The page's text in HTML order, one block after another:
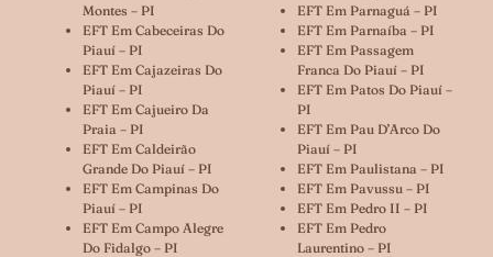
Montes – PI
EFT Em Cabeceiras Do
Piauí – PI
EFT Em Cajazeiras Do
Piauí – PI
EFT Em Cajueiro Da
Praia – PI
EFT Em Caldeirão
Grande Do Piauí – PI
EFT Em Campinas Do
Piauí – PI
EFT Em Campo Alegre
Do Fidalgo – PI
EFT Em Parnaguá – PI
EFT Em Parnaíba – PI
EFT Em Passagem
Franca Do Piauí – PI
EFT Em Patos Do Piauí –
PI
EFT Em Pau D’Arco Do
Piauí – PI
EFT Em Paulistana – PI
EFT Em Pavussu – PI
EFT Em Pedro II – PI
EFT Em Pedro
Laurentino – PI